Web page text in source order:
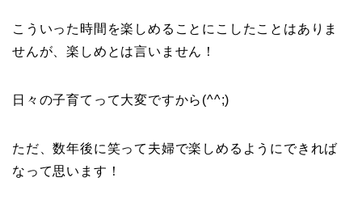
こういった時間を楽しめることにこしたことはありま
せんが、楽しめとは言いません！
日々の子育てって大変ですから(^^;)
ただ、数年後に笑って夫婦で楽しめるようにできれば
なって思います！